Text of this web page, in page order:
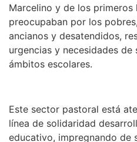
Marcelino y de los primeros
preocupaban por los
ancianos y desatendidos,
urgencias y necesidades
ámbitos escolares.
Este sector pastoral está
línea de solidaridad
educativo, impregnando de